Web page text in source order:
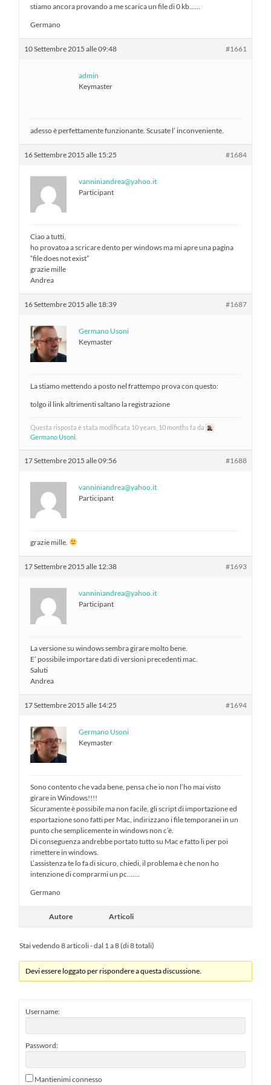
stiamo ancora provando a me scarica un file di 0 kb……
Germano
10 Settembre 2015 alle 09:48 #1661
admin
Keymaster
adesso è perfettamente funzionante. Scusate l’ inconveniente.
16 Settembre 2015 alle 15:25 #1684
vanniniandrea@yahoo.it
Participant
Ciao a tutti,
ho provatoa a scricare dento per windows ma mi apre una pagina
“file does not exist”
grazie mille
Andrea
16 Settembre 2015 alle 18:39 #1687
Germano Usoni
Keymaster
La stiamo mettendo a posto nel frattempo prova con questo:
tolgo il link altrimenti saltano la registrazione
Questa risposta è stata modificata 10 years, 10 months fa da
Germano Usoni
17 Settembre 2015 alle 09:56 #1688
vanniniandrea@yahoo.it
Participant
grazie mille.
17 Settembre 2015 alle 12:38 #1693
vanniniandrea@yahoo.it
Participant
La versione su windows sembra girare molto bene.
E’ possibile importare dati di versioni precedenti mac.
Saluti
Andrea
17 Settembre 2015 alle 14:25 #1694
Germano Usoni
Keymaster
Sono contento che vada bene, pensa che io non l’ho mai visto
girare in Windows!!!!
Sicuramente è possibile ma non facile, gli script di importazione ed
esportazione sono fatti per Mac, indirizzano i file temporanei in un
punto che semplicemente in windows non c’è.
Di conseguenza andrebbe portato tutto su Mac e fatto li per poi
rimettere in windows.
L’assistenza te lo fa di sicuro, chiedi, il problema è che non ho
intenzione di comprarmi un pc…….
Germano
Autore Articoli
Stai vedendo 8 articoli - dal 1 a 8 (di 8 totali)
Devi essere loggato per rispondere a questa discussione.
Username:
Password:
Mantienimi connesso